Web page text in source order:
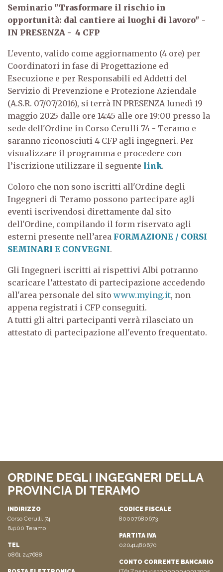
Seminario "Trasformare il rischio in
opportunità: dal cantiere ai luoghi di lavoro" -
IN PRESENZA - 4 CFP
L'evento, valido come aggiornamento (4 ore) per
Coordinatori in fase di Progettazione ed
Esecuzione e per Responsabili ed Addetti del
Servizio di Prevenzione e Protezione Aziendale
(A.S.R. 07/07/2016), si terrà IN PRESENZA lunedì 19
maggio 2025 dalle ore 14:45 alle ore 19:00 presso la
sede dell'Ordine in Corso Cerulli 74 - Teramo e
saranno riconosciuti 4 CFP agli ingegneri. Per
visualizzare il programma e procedere con
l’iscrizione utilizzare il seguente link.
Coloro che non sono iscritti all'Ordine degli
Ingegneri di Teramo possono partecipare agli
eventi iscrivendosi direttamente dal sito
dell'Ordine, compilando il form riservato agli
esterni presente nell’area FORMAZIONE / CORSI
SEMINARI E CONVEGNI.
Gli Ingegneri iscritti ai rispettivi Albi potranno
scaricare l’attestato di partecipazione accedendo
all'area personale del sito www.mying.it, non
appena registrati i CFP conseguiti.
A tutti gli altri partecipanti verrà rilasciato un
attestato di partecipazione all'evento frequentato.
ORDINE DEGLI INGEGNERI DELLA
PROVINCIA DI TERAMO
INDIRIZZO
Corso Cerulli, 74
64100 Teramo
TEL
0861 247688
CODICE FISCALE
80007680673
PARTITA IVA
02041480670
CONTO CORRENTE BANCARIO